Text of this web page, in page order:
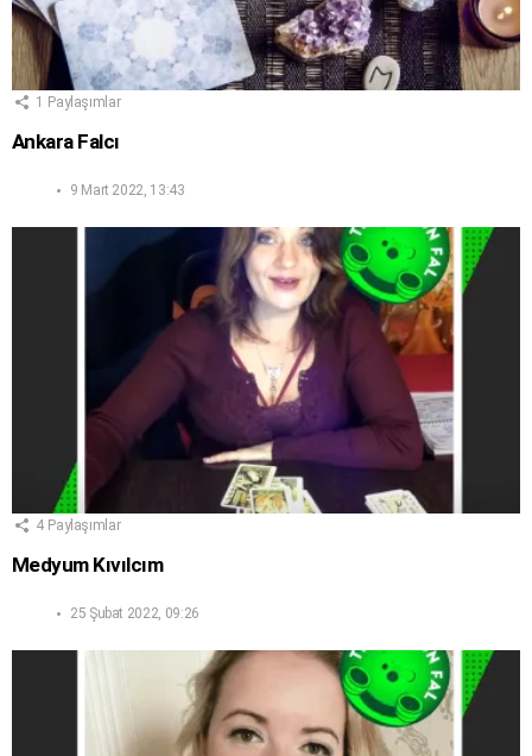
1 Paylaşımlar
Ankara Falcı
9 Mart 2022, 13:43
4 Paylaşımlar
Medyum Kıvılcım
25 Şubat 2022, 09:26